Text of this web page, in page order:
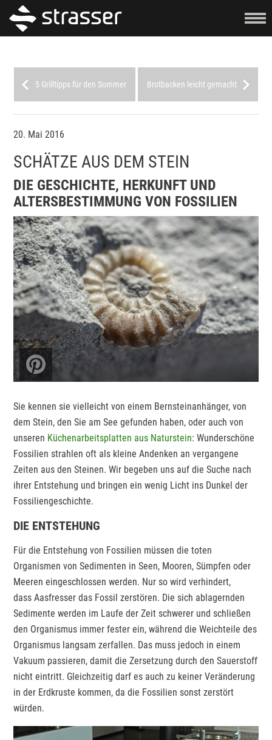
5 Grilltipps für den Sommer Brotbacken leicht gemacht
20. Mai 2016
SCHÄTZE AUS DEM STEIN
DIE GESCHICHTE, HERKUNFT UND
ALTERSBESTIMMUNG VON FOSSILIEN
Sie kennen sie vielleicht von einem Bernsteinanhänger, von
dem Stein, den Sie am See gefunden haben, oder auch von
unseren Küchenarbeitsplatten aus Naturstein: Wunderschöne
Fossilien strahlen oft als kleine Andenken an vergangene
Zeiten aus den Steinen. Wir begeben uns auf die Suche nach
ihrer Entstehung und bringen ein wenig Licht ins Dunkel der
Fossiliengeschichte.
DIE ENTSTEHUNG
Für die Entstehung von Fossilien müssen die toten
Organismen von Sedimenten in Seen, Mooren, Sümpfen oder
Meeren eingeschlossen werden. Nur so wird verhindert,
dass Aasfresser das Fossil zerstören. Die sich ablagernden
Sedimente werden im Laufe der Zeit schwerer und schließen
den Organismus immer fester ein, während die Weichteile des
Organismus langsam zerfallen. Das muss jedoch in einem
Vakuum passieren, damit die Zersetzung durch den Sauerstoff
nicht eintritt. Gleichzeitig darf es auch zu keiner Veränderung
in der Erdkruste kommen, da die Fossilien sonst zerstört
würden.